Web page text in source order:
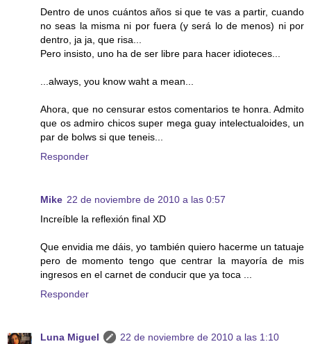
Dentro de unos cuántos años si que te vas a partir, cuando
no seas la misma ni por fuera (y será lo de menos) ni por
dentro, ja ja, que risa...
Pero insisto, uno ha de ser libre para hacer idioteces...
...always, you know waht a mean...
Ahora, que no censurar estos comentarios te honra. Admito
que os admiro chicos super mega guay intelectualoides, un
par de bolws si que teneis...
Responder
Mike 22 de noviembre de 2010 a las 0:57
Increíble la reflexión final XD
Que envidia me dáis, yo también quiero hacerme un tatuaje
pero de momento tengo que centrar la mayoría de mis
ingresos en el carnet de conducir que ya toca ...
Responder
Luna Miguel
22 de noviembre de 2010 a las 1:10